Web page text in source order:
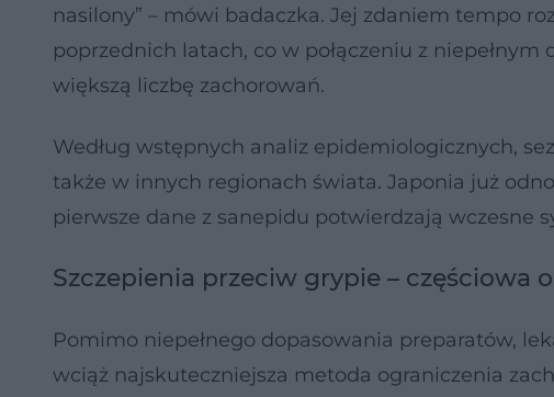
nasilony” – mówi badaczka. Jej zdaniem tempo
poprzednich latach, co w połączeniu z niepełnym
większą liczbę zachorowań.
Według wstępnych analiz epidemiologicznych,
także w innych regionach świata. Japonia już
pierwsze dane z sanepidu potwierdzają wczesne
Szczepienia przeciw grypie – częściowa
Pomimo niepełnego dopasowania preparatów,
wciąż najskuteczniejsza metoda ograniczenia